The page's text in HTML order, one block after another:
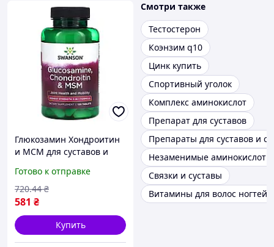
Глюкозамин Хондроитин
и МСМ для суставов и
Swanson Glucosamine
Chondroitin Msm 120 tabs
Готово к отправке
581 ₴
720.44 ₴
Купить
Смотри также
Тестостерон
Коэнзим q10
Цинк купить
Спортивный уголок
Комплекс аминокислот
Препарат для суставов
Препараты для суставов и
Незаменимые аминокислоты
Связки и суставы
Витамины для волос ногтей